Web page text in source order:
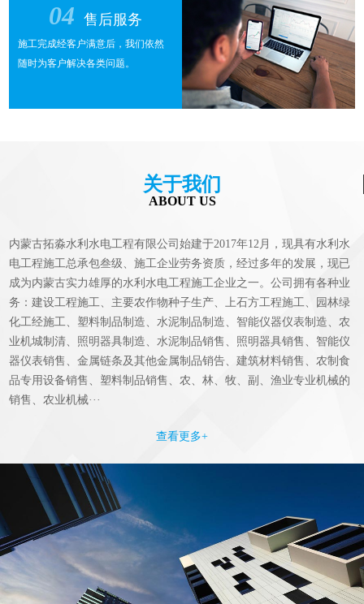
04 售后服务
施工完成经客户满意后，我们依然
随时为客户解决各类问题。
关于我们
ABOUT US
内蒙古拓淼水利水电工程有限公司始建于2017年12月，现具有水利水
电工程施工总承包叁级、施工企业劳务资质，经过多年的发展，现已
成为内蒙古实力雄厚的水利水电工程施工企业之一。公司拥有各种业
务：建设工程施工、主要农作物种子生产、上石方工程施工、园林绿
化工经施工、塑料制品制造、水泥制品制造、智能仪器仪表制造、农
业机城制清、照明器具制造、水泥制品销售、照明器具销售、智能仪
器仪表销售、金属链条及其他金属制品销告、建筑材料销售、农制食
品专用设备销售、塑料制品销售、农、林、牧、副、渔业专业机械的
销售、农业机械···
查看更多+